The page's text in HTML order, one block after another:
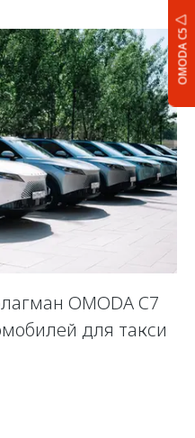
OMODA C5
OMODA C7
для такси